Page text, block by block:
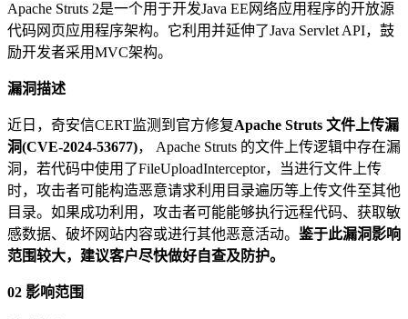
Apache Struts 2是一个用于开发Java EE网络应用程序的开放源
代码网页应用程序架构。它利用并延伸了Java Servlet API，鼓
励开发者采用MVC架构。
漏洞描述
近日，奇安信CERT监测到官方修复Apache Struts 文件上传漏
洞(CVE-2024-53677)， Apache Struts 的文件上传逻辑中存在漏
洞，若代码中使用了FileUploadInterceptor，当进行文件上传
时，攻击者可能构造恶意请求利用目录遍历等上传文件至其他
目录。如果成功利用，攻击者可能能够执行远程代码、获取敏
感数据、破坏网站内容或进行其他恶意活动。 鉴于此漏洞影响
范围较大，建议客户尽快做好自查及防护。
02 影响范围